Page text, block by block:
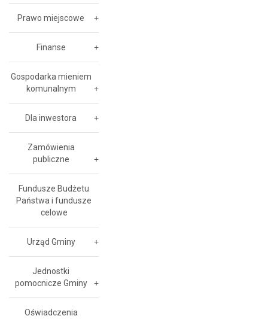
Prawo miejscowe
Finanse
Gospodarka mieniem
komunalnym
Dla inwestora
Zamówienia
publiczne
Fundusze Budżetu
Państwa i fundusze
celowe
Urząd Gminy
Jednostki
pomocnicze Gminy
Oświadczenia